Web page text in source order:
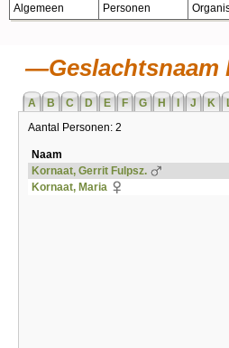
Algemeen Personen
A B C D E F G H J K
Aantal Personen: 2
Naam
Kornaat, Gerrit Fulpsz.
Kornaat, Maria